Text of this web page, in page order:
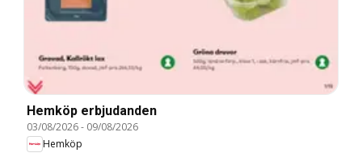
Hemköp erbjudanden
03/08/2026- 09/08/2026
Hemköp